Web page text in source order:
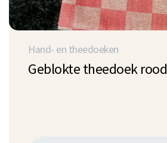
Hand- en theedoeken
Geblokte theedoek rood